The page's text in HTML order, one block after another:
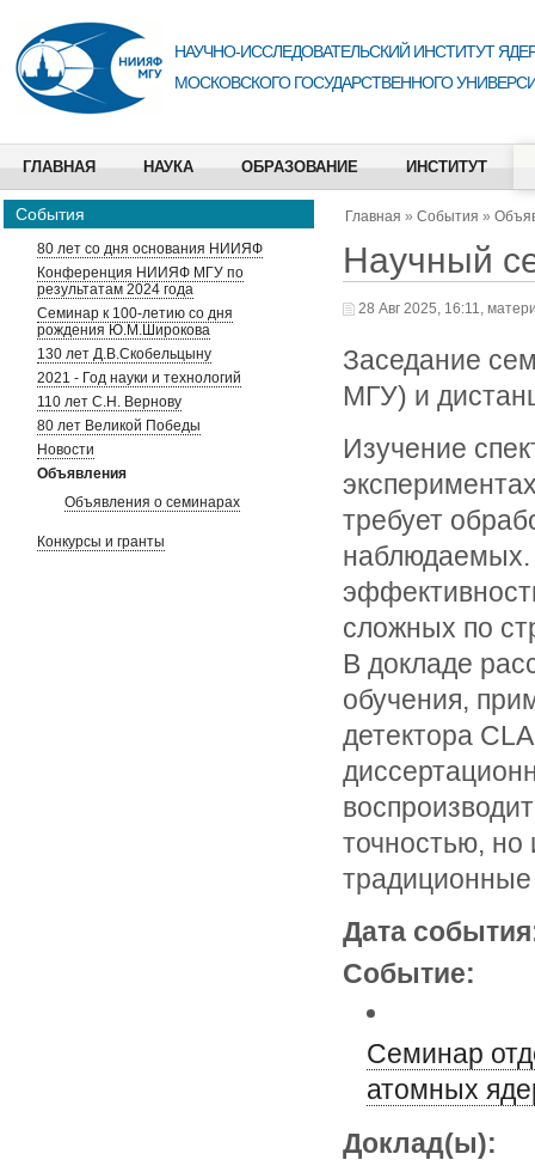
НАУЧНО-ИССЛЕДОВАТЕЛЬСКИЙ ИНСТИТУТ
МОСКОВСКОГО ГОСУДАРСТВЕННОГО
ГЛАВНАЯ НАУКА ОБРАЗОВАНИЕ ИНСТИТУТ
События
80 лет со дня основания НИИЯФ
Конференция НИИЯФ МГУ по
результатам 2024 года
Семинар к 100-летию со дня
рождения Ю.М.Широкова
130 лет Д.В.Скобельцыну
2021 - Год науки и технологий
110 лет С.Н. Вернову
80 лет Великой Победы
Новости
Объявления
Объявления о семинарах
Конкурсы и гранты
Главная » События »
Научный
28 Авг 2025, 16:11,
Заседание
МГУ) и
Изучение
требует
наблюдаемых.
сложных по
В докладе
обучения,
детектора
точностью, но
Дата
Событие:
Семинар
атомных
Доклад(ы):